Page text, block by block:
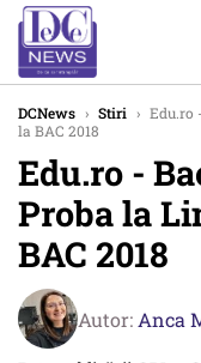
DCNews › Stiri › Edu.ro
la BAC 2018
Edu.ro -
Proba la
BAC 2018
Autor: Anca